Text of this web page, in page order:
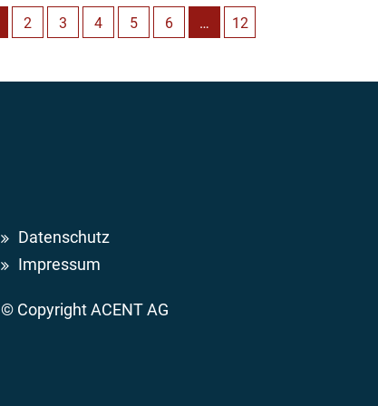
2 3 4 5 6 … 12
Datenschutz
Impressum
© Copyright ACENT AG